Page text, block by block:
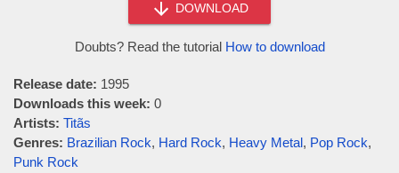
DOWNLOAD
Doubts? Read the tutorial How to download
Release date: 1995
Downloads this week: 0
Artists: Titãs
Genres: Brazilian Rock, Hard Rock, Heavy Metal, Pop Rock,
Punk Rock